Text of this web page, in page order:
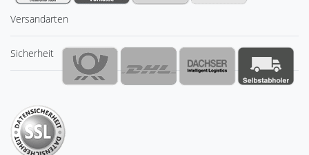
Versandarten
Sicherheit